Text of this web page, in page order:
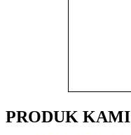
PRODUK KAMI